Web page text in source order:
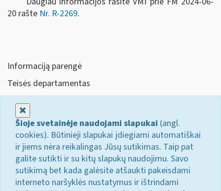
20 rašte Nr. R-2269.
Informaciją parengė
Teisės departamentas
Šioje svetainėje naudojami slapukai (angl.
cookies). Būtinieji slapukai įdiegiami automatiškai
ir jiems nėra reikalingas Jūsų sutikimas. Taip pat
galite sutikti ir su kitų slapukų naudojimu. Savo
sutikimą bet kada galėsite atšaukti pakeisdami
interneto naršyklės nustatymus ir ištrindami